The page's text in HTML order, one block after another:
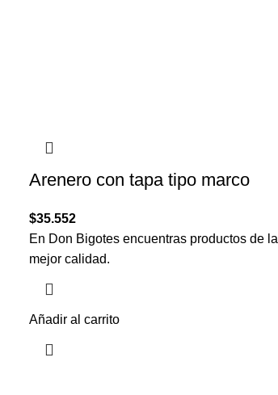
Arenero con tapa tipo marco
$35.552
En Don Bigotes encuentras productos de la
mejor calidad.
Añadir al carrito